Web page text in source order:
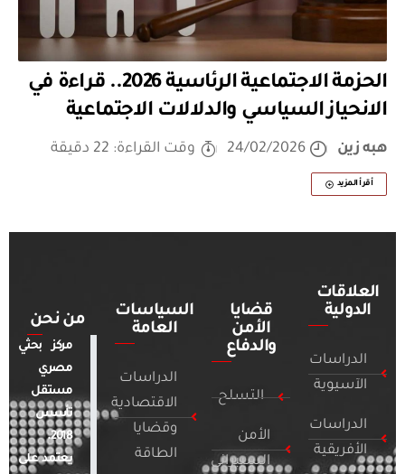
الحزمة الاجتماعية الرئاسية 2026.. قراءة في
الانحياز السياسي والدلالات الاجتماعية
هبه زين 24/02/2026 وقت القراءة: 22 دقيقة
أقرأ المزيد
العلاقات
الدولية
الدراسات
الآسيوية
الدراسات
الأفريقية
قضايا
الأمن
والدفاع
التسلح
الأمن
السيبراني
السياسات
العامة
الدراسات
الاقتصادية
وقضايا
الطاقة
من نحن
مركز بحثي
مصري
مستقل
تأسس
2018.
يعتمد على